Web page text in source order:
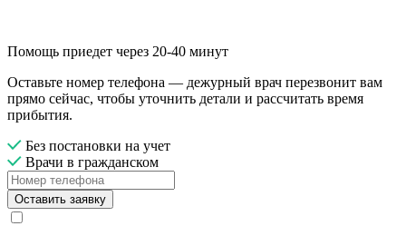
Помощь приедет через 20-40 минут
Оставьте номер телефона — дежурный врач перезвонит вам
прямо сейчас, чтобы уточнить детали и рассчитать время
прибытия.
Без постановки на учет
Врачи в гражданском
Оставить заявку